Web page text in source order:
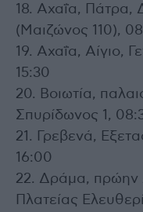
18. Αχαΐα, Πάτρα,
(Μαιζώνος 110),
19. Αχαΐα, Αίγιο,
15:30
20. Βοιωτία,
Σπυρίδωνος 1,
21. Γρεβενά,
16:00
22. Δράμα, πρώην
Πλατείας